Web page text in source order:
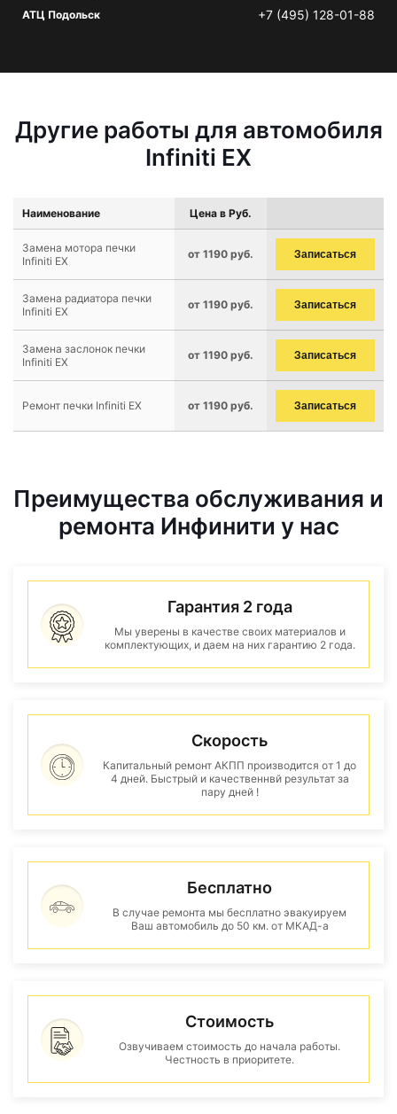
АТЦ Подольск +7 (495) 128-01-88
Другие работы для автомобиля
Infiniti EX
Наименование Цена в Руб.
Замена мотора печки
Infiniti EX
от 1190 руб. Записаться
Замена радиатора печки
Infiniti EX
от 1190 руб. Записаться
Замена заслонок печки
Infiniti EX
от 1190 руб. Записаться
Ремонт печки Infiniti EX от 1190 руб. Записаться
Преимущества обслуживания и
ремонта Инфинити у нас
Гарантия 2 года
Мы уверены в качестве своих материалов и
комплектующих, и даем на них гарантию 2 года.
Скорость
Капитальный ремонт АКПП производится от 1 до
4 дней. Быстрый и качественнвй результат за
пару дней !
Бесплатно
В случае ремонта мы бесплатно эвакуируем
Ваш автомобиль до 50 км. от МКАД-а
Стоимость
Озвучиваем стоимость до начала работы.
Честность в приоритете.